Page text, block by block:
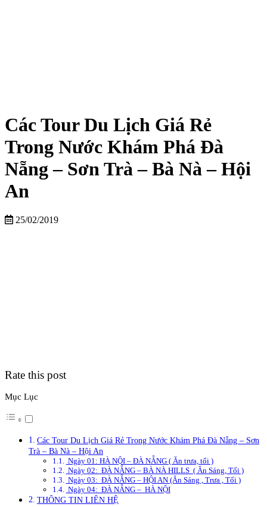
Các Tour Du Lịch Giá Rẻ
Trong Nước Khám Phá Đà
Nẵng – Sơn Trà – Bà Nà – Hội
An
25/02/2019
Rate this post
Mục Lục
Các Tour Du Lịch Giá Rẻ Trong Nước Khám Phá Đà Nẵng – Sơn
Trà – Bà Nà – Hội An
Ngày 01: HÀ NỘI – ĐÀ NẴNG ( Ăn trưa, tối )
Ngày 02: ĐÀ NẴNG – BÀ NÀ HILLS ( Ăn Sáng, Tối )
Ngày 03: ĐÀ NẴNG – HỘI AN (Ăn Sáng , Trưa , Tối )
Ngày 04: ĐÀ NẴNG – HÀ NỘI
THÔNG TIN LIÊN HỆ